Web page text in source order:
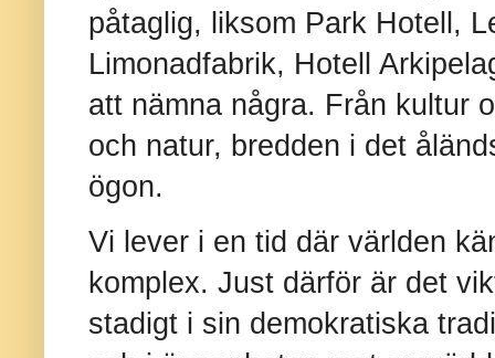
påtaglig, liksom Park Hotell,
Limonadfabrik, Hotell
att nämna några. Från kultur
och natur, bredden i det
ögon.
Vi lever i en tid där världen
komplex. Just därför är det
stadigt i sin demokratiska